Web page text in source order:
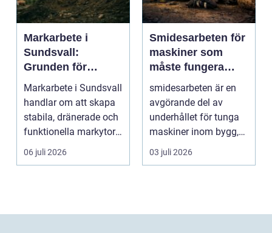
Markarbete i
Sundsvall:
Grunden för
hållbara hus,
vägar och tomter
Markarbete i Sundsvall
handlar om att skapa
stabila, dränerade och
funktionella markytor
som kl...
06 juli 2026
Smidesarbeten för
maskiner som
måste fungera
varje dag
smidesarbeten är en
avgörande del av
underhållet för tunga
maskiner inom bygg,
entreprenad, skog
och...
03 juli 2026